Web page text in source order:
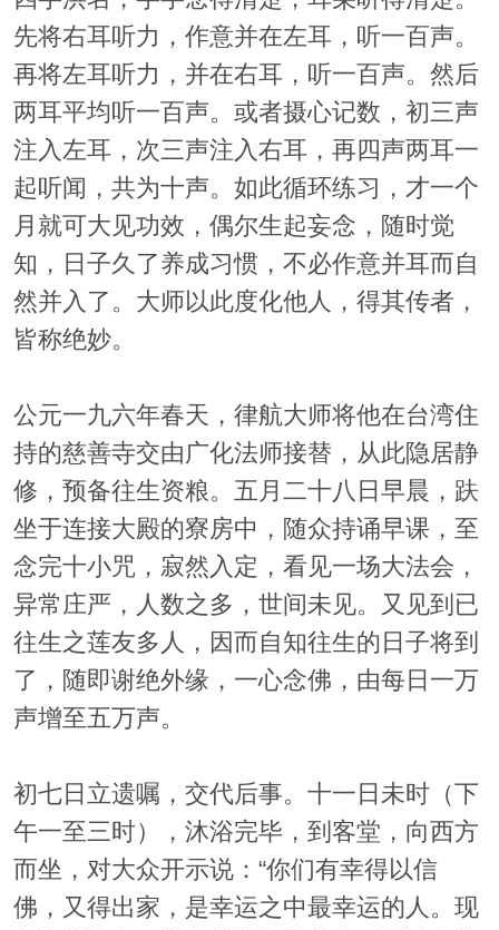
先将右耳听力，作意并在左耳，听一百声。
再将左耳听力，并在右耳，听一百声。然后
两耳平均听一百声。或者摄心记数，初三声
注入左耳，次三声注入右耳，再四声两耳一
起听闻，共为十声。如此循环练习，才一个
月就可大见功效，偶尔生起妄念，随时觉
知，日子久了养成习惯，不必作意并耳而自
然并入了。大师以此度化他人，得其传者，
皆称绝妙。
公元一九六年春天，律航大师将他在台湾住
持的慈善寺交由广化法师接替，从此隐居静
修，预备往生资粮。五月二十八日早晨，趺
坐于连接大殿的寮房中，随众持诵早课，至
念完十小咒，寂然入定，看见一场大法会，
异常庄严，人数之多，世间未见。又见到已
往生之莲友多人，因而自知往生的日子将到
了，随即谢绝外缘，一心念佛，由每日一万
声增至五万声。
初七日立遗嘱，交代后事。十一日未时（下
午一至三时），沐浴完毕，到客堂，向西方
而坐，对大众开示说：“你们有幸得以信
佛，又得出家，是幸运之中最幸运的人。现